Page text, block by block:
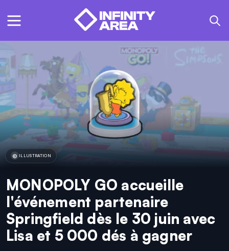
ILLUSTRATION
MONOPOLY GO accueille
l'événement partenaire
Springfield dès le 30 juin avec
Lisa et 5 000 dés à gagner